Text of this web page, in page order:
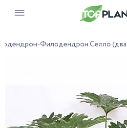
-Филодендрон Селло